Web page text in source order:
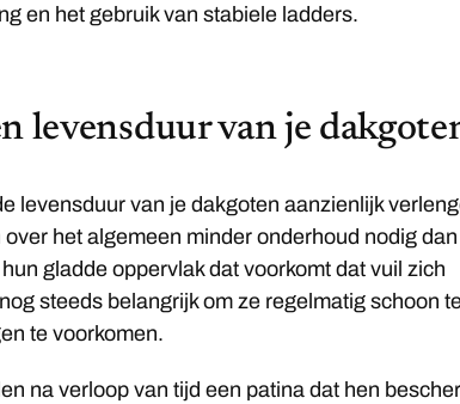
en het gebruik van stabiele ladders.
levensduur van je
levensduur van je dakgoten aanzienlijk
het algemeen minder onderhoud nodig dan
gladde oppervlak dat voorkomt dat vuil zich
steeds belangrijk om ze regelmatig schoon
te voorkomen.
na verloop van tijd een patina dat hen